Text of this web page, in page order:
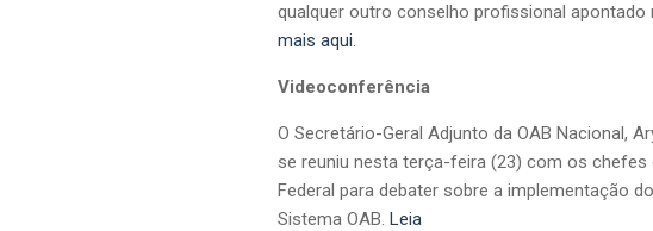
qualquer outro conselho profissional
mais aqui.
Videoconferência
O Secretário-Geral Adjunto da OAB Nacional,
se reuniu nesta terça-feira (23) com os chefes
Federal para debater sobre a implementação
Sistema OAB. Leia